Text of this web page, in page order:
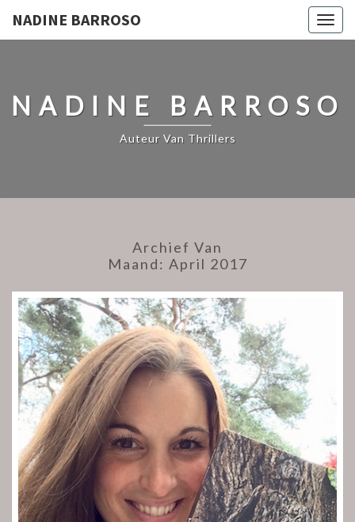
NADINE BARROSO
NADINE BARROSO
Auteur Van Thrillers
Archief Van
Maand: April 2017